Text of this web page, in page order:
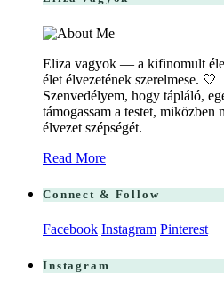
Eliza vagyok — a kifinomult
élet élvezetének szerelmese. 🤍
Szenvedélyem, hogy tápláló,
támogassam a testet, miközben
élvezet szépségét.
Read More
Connect & Follow
Facebook Instagram Pinterest
Instagram